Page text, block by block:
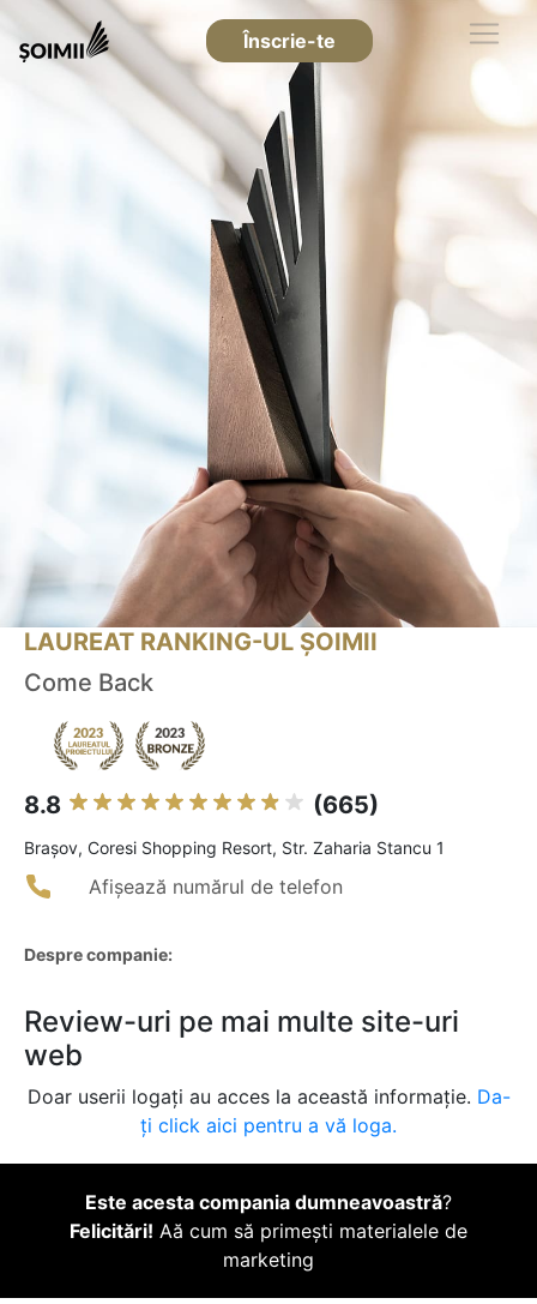
Înscrie-te
LAUREAT RANKING-UL ȘOIMII
Come Back
8.8 (665)
Braşov, Coresi Shopping Resort, Str. Zaharia Stancu 1
Afișează numărul de telefon
Despre companie:
Review-uri pe mai multe site-uri
web
Doar userii logați au acces la această informație. Da-
ți click aici pentru a vă loga.
Este acesta compania dumneavoastră?
Felicitări! Aă cum să primești materialele de
marketing